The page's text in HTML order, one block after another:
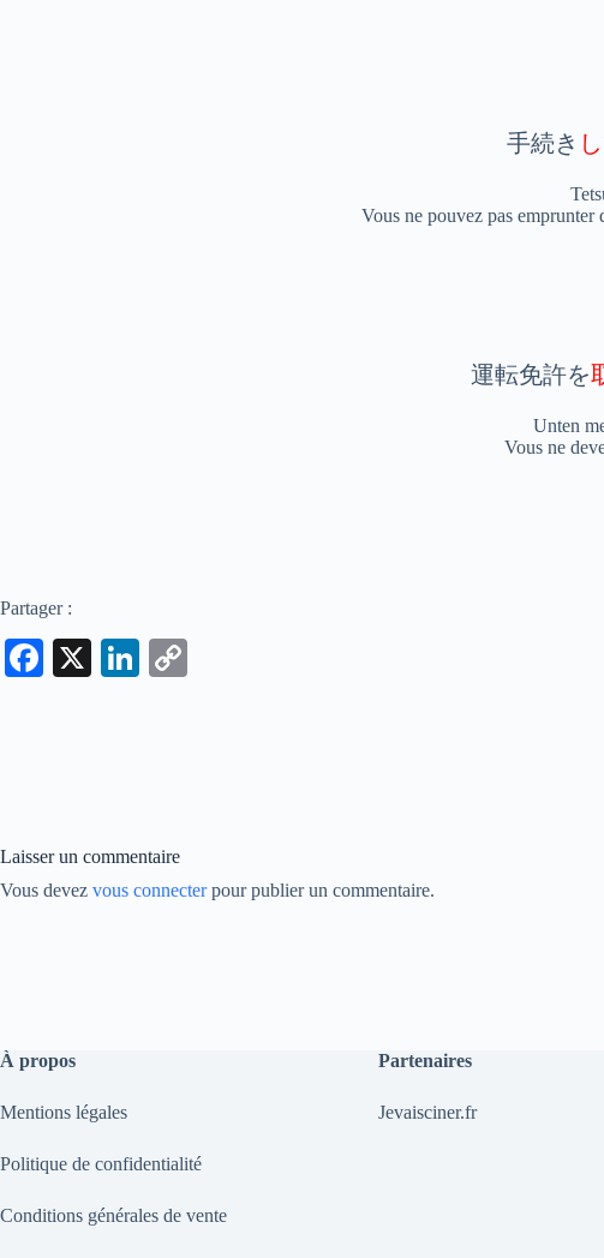
手続き
Vous ne pouvez pas emprunter
運転免許を
Unten
Vous ne
Partager :
Fa
X
Li
Laisser un commentaire
Vous devez vous connecterpour publier un commentaire.
À propos
Mentions légales
Politique de confidentialité
Conditions générales de vente
Partenaires
Jevaisciner.fr